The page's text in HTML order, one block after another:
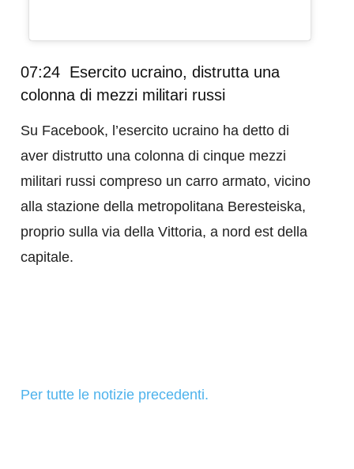
07:24 Esercito ucraino, distrutta una
colonna di mezzi militari russi
Su Facebook, l’esercito ucraino ha detto di
aver distrutto una colonna di cinque mezzi
militari russi compreso un carro armato, vicino
alla stazione della metropolitana Beresteiska,
proprio sulla via della Vittoria, a nord est della
capitale.
Per tutte le notizie precedenti.